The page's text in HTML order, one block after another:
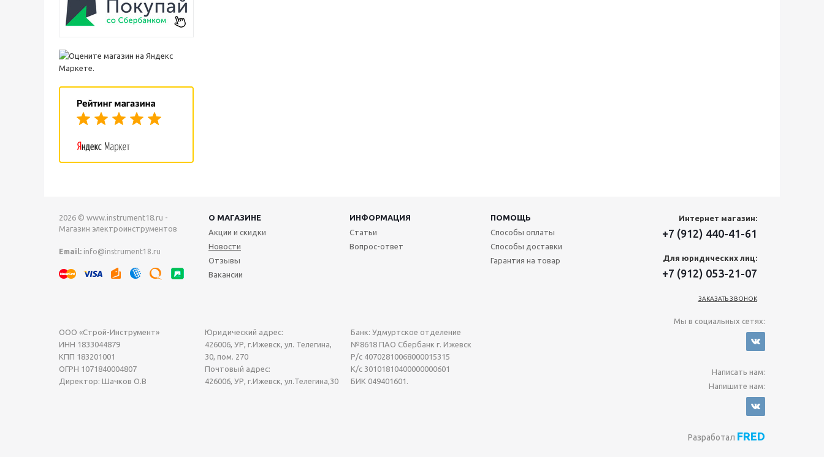
2026 © www.instrument18.ru -
Магазин электроинструментов
Email: info@instrument18.ru
ООО «Строй-Инструмент»
ИНН 1833044879
КПП 183201001
ОГРН 1071840004807
Директор: Шачков О.В
Юридический адрес:
426006, УР, г.Ижевск, ул. Телегина,
30, пом. 270
Почтовый адрес:
426006, УР, г.Ижевск, ул.Телегина,30
Банк: Удмуртское отделение
№8618 ПАО Сбербанк г. Ижевск
Р/с 40702810068000015315
К/с 30101810400000000601
БИК 049401601.
О МАГАЗИНЕ ИНФОРМАЦИЯ
ПОМОЩЬ
Акции и скидки
Новости
Отзывы
Вакансии
Статьи
Вопрос-ответ
Способы оплаты
Способы доставки
Гарантия на товар
Интернет магазин:
+7 (912) 440-41-61
Для юридических лиц:
+7 (912) 053-21-07
ЗАКАЗАТЬ ЗВОНОК
Мы в социальных сетях:
Написать нам:
Напишите нам:
Разработал FRED